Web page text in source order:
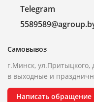
Telegram
Самовывоз
г.Минск, ул.Притыцкого,
в выходные и
Написать обращение